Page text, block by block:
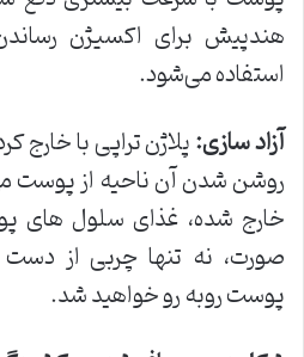
هندپیش برای اکسیژن
استفاده می‌شود.
آزاد سازی:پلاژن تراپی با
روشن شدن آن ناحیه از
خارج شده، غذای سلول­ های
صورت، نه تنها چربی از دست
پوست روبه­ رو خواهید شد.